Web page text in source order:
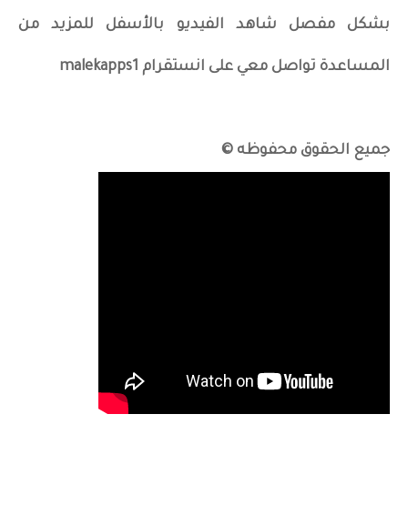
بشكل مفصل شاهد الفيديو بالأسفل للمزيد من
المساعدة تواصل معي على انستقرام malekapps1
جميع الحقوق محفوظه ©